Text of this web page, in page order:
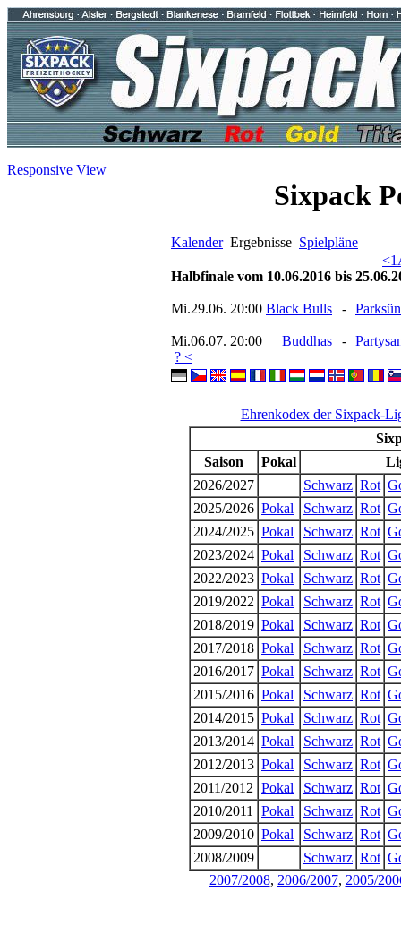
Responsive View
Sixpack
KalenderErgebnisse Spielpläne
<1
Halbfinale vom 10.06.2016 bis
Mi.29.06. 20:00 Black Bulls -
Mi.06.07. 20:00 Buddhas -
? <
Ehrenkodex der Sixpack-
Saison
Pokal
2026/2027
Schwarz Rot
2025/2026 Pokal Schwarz Rot
2024/2025 Pokal Schwarz Rot
2023/2024 Pokal Schwarz Rot
2022/2023 Pokal Schwarz Rot
2019/2022 Pokal Schwarz Rot
2018/2019 Pokal Schwarz Rot
2017/2018 Pokal Schwarz Rot
2016/2017 Pokal Schwarz Rot
2015/2016 Pokal Schwarz Rot
2014/2015 Pokal Schwarz Rot
2013/2014 Pokal Schwarz Rot
2012/2013 Pokal Schwarz Rot
2011/2012 Pokal Schwarz Rot
2010/2011
Pokal Schwarz Rot
2009/2010 Pokal Schwarz Rot
2008/2009
Schwarz Rot
2007/2008, 2006/2007, 2005/